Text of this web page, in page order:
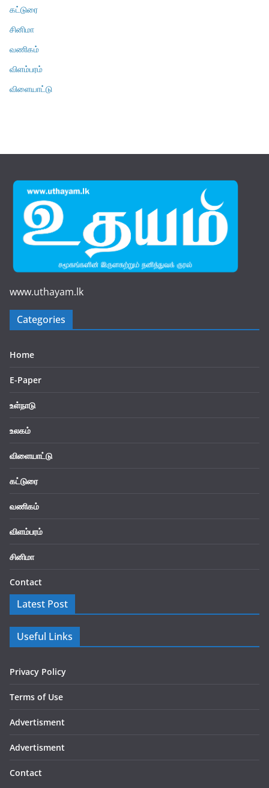
கட்டுரை
சினிமா
வணிகம்
விளம்பரம்
விளையாட்டு
www.uthayam.lk
Categories
Home
E-Paper
உள்நாடு
உலகம்
விளையாட்டு
கட்டுரை
வணிகம்
விளம்பரம்
சினிமா
Contact
Latest Post
Useful Links
Privacy Policy
Terms of Use
Advertisment
Advertisment
Contact